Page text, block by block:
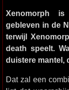
Xenomorph
gebleven in de
terwijl
death speelt.
duistere mantel,
Dat zal een